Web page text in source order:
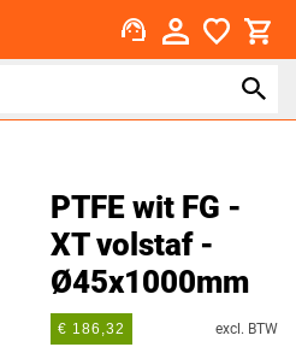
support_agent
PTFE wit FG -
XT volstaf -
Ø45x1000mm
€ 186,32 excl. BTW